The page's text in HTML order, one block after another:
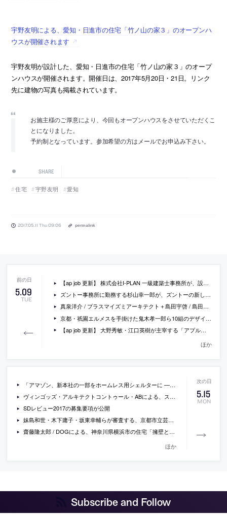
宇野友明による、愛知・日進市の住宅「竹ノ山の家３」のオープンハ
ウスが開催されます
宇野友明が設計した、愛知・日進市の住宅「竹ノ山の家３」のオープ
ンハウスが開催されます。開催日は、2017年5月20日・21日。リンク
先に建物の写真も掲載されています。
お施主様のご厚意により、今回もオープンハウスをさせていただくこ
とになりました。
予約制となっています。参加希望の方はメールでお申込み下さい。
SHARE
住宅 宇野友明 愛知
2017.05.11 Thu 09:06 permalink
5.09
TUE
【ap job 更新】 株式会社I-PLAN 一級建築士事務所が、設計スタッフ（正社員）を募集中
ズントー事務所に勤務する杉山幸一郎が、ズントーの新しいアトリエの現地メディアでの紹介のされ方と、建築に込められたズントーの思想を解説しているテキスト
真泉洋介 / プラスマイズミアーキテクト＋島田宇啓 / 島田宇啓建築研究所による、埼玉県所沢市の事務所・店舗「所沢仲通りプロジェクト」
京都・祇園エルメスを手掛けた鬼木孝一郎ら10組のデザイナーによる展覧会「暮らしの未来」が、東京ミッドタウンで開催 [2017/5/26-6/3]
【ap job 更新】 大野秀敏・江口英樹が主宰する「アプルデザインワークショップ」が、正社員(設計スタッフ・事務スタッフ)を募集中
ほか
5.15
MON
「アマゾン、新本社の一部をホームレス用シェルターに —— 最大220人を収容」（Tech Insider）
ヴィンゴッズ・アルキテクトコントゥール・ABによる、スウェーデン・マルメの、既存収納庫の切妻をデザインの起点として増築されたマーケットホール「Malmö Saluhall」の写真
SDレビュー2017の募集要項が公開
妹島和世・木下庸子・坂東幸輔らが審査する、京都市立芸術大学等移転整備設計プロポーザルが参加者を募集中
齋藤隆太郎 / DOGによる、神奈川県横浜市の住宅「擁壁と屋根／対行政住宅」
ほか
Subscribe and Follow